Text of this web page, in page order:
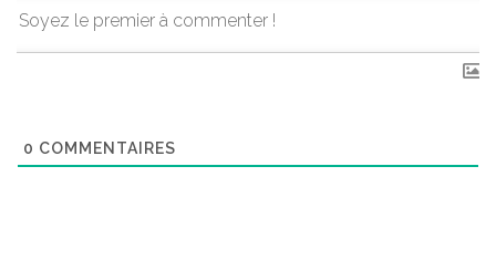
0 COMMENTAIRES